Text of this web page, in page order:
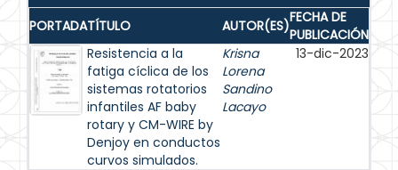
PORTADATÍTULO AUTOR(ES)FECHA DE
PUBLICACIÓN
Resistencia a la
fatiga cíclica de los
sistemas rotatorios
infantiles AF baby
rotary y CM-WIRE by
Denjoy en conductos
curvos simulados.
Krisna
Lorena
Sandino
Lacayo
13-dic-2023